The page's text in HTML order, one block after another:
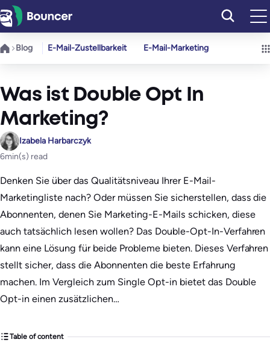
Zum
Inhalt
springen
Blog E-Mail-Zustellbarkeit E-Mail-Marketing
Was ist Double Opt In
Marketing?
Izabela Harbarczyk
6min(s) read
Denken Sie über das Qualitätsniveau Ihrer E-Mail-
Marketingliste nach? Oder müssen Sie sicherstellen, dass die
Abonnenten, denen Sie Marketing-E-Mails schicken, diese
auch tatsächlich lesen wollen? Das Double-Opt-In-Verfahren
kann eine Lösung für beide Probleme bieten. Dieses Verfahren
stellt sicher, dass die Abonnenten die beste Erfahrung
machen. Im Vergleich zum Single Opt-in bietet das Double
Opt-in einen zusätzlichen…
Table of content